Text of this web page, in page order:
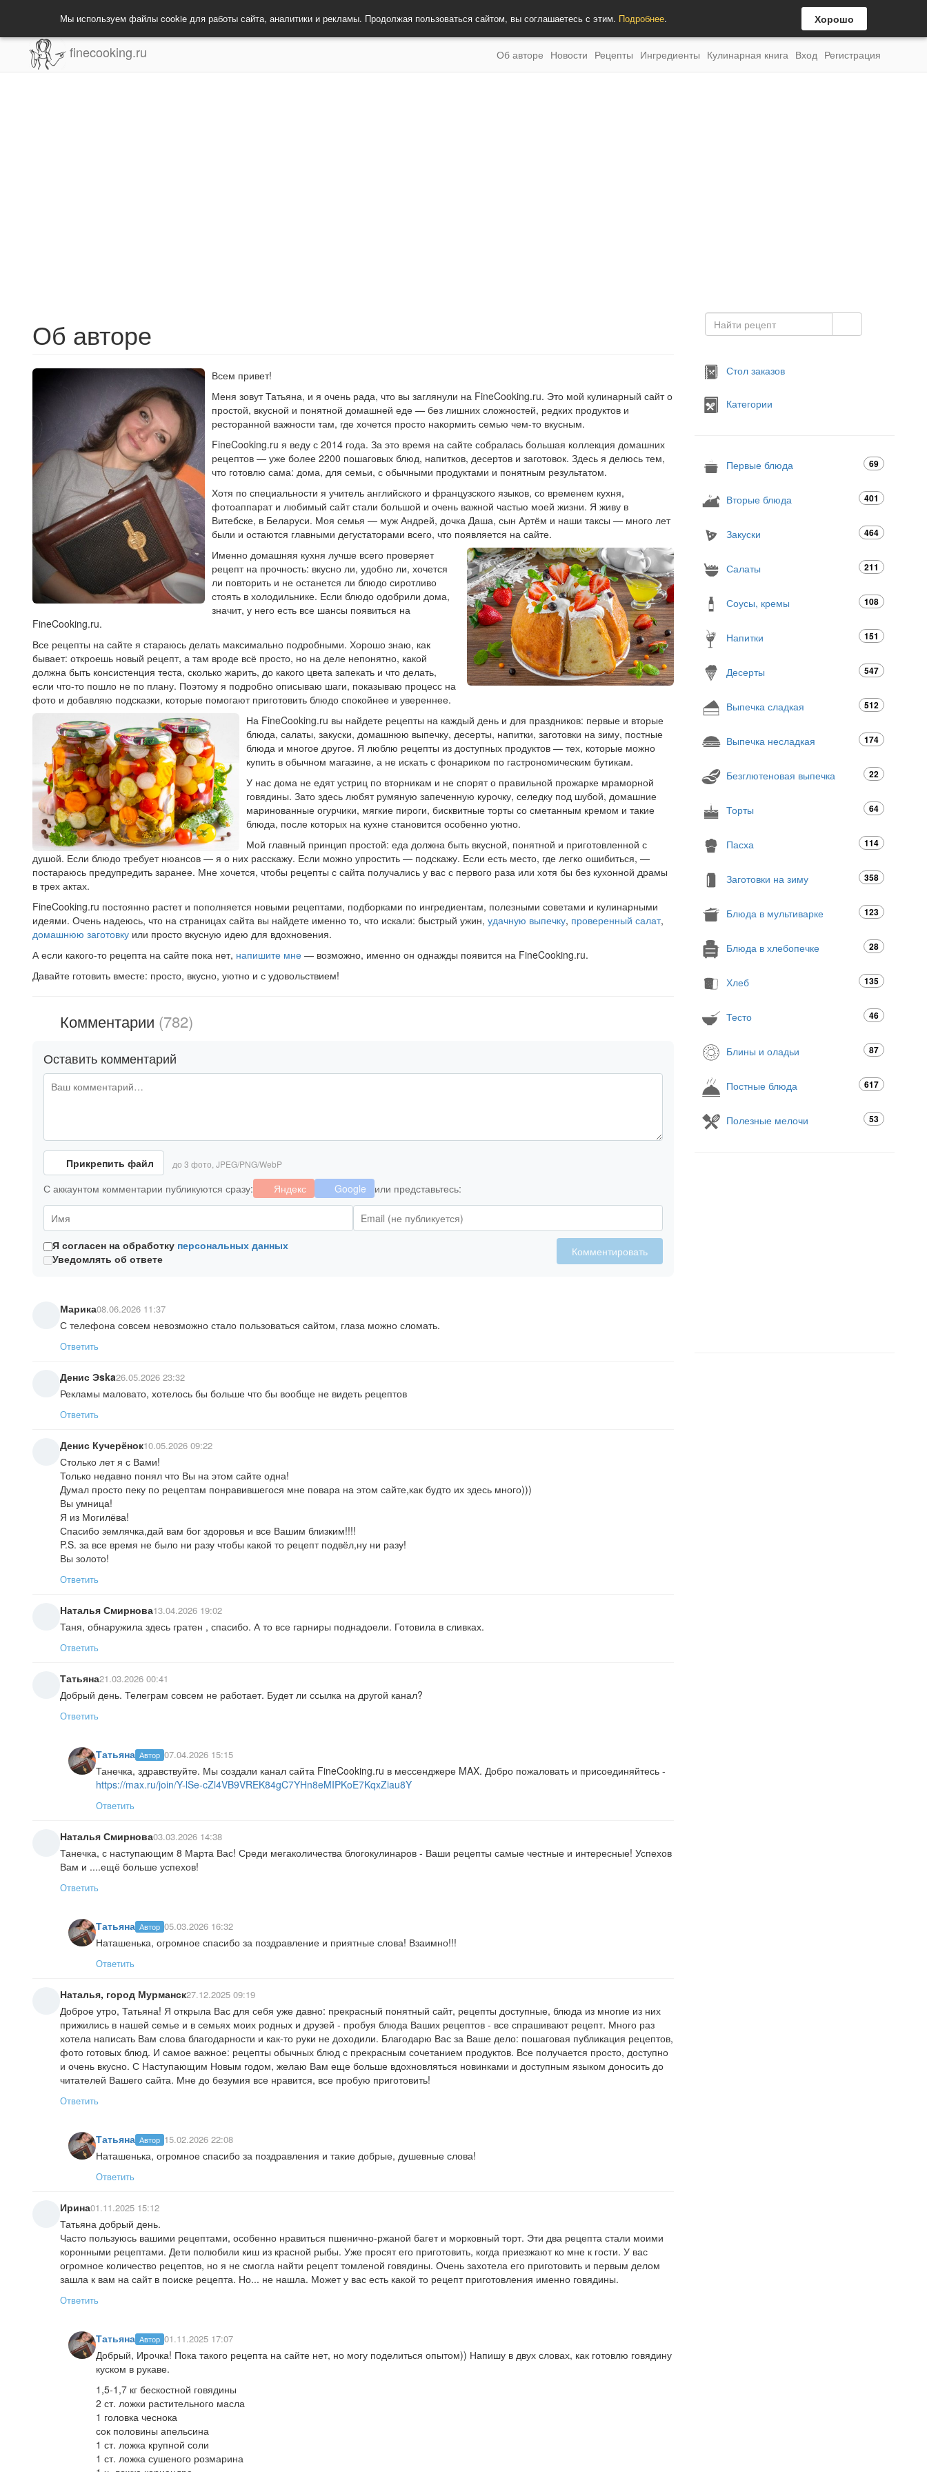
Мы используем файлы cookie для работы сайта, аналитики и рекламы. Продолжая пользоваться сайтом, вы соглашаетесь с этим. Подробнее. Хорошо
finecooking.ru Об авторе Новости Рецепты Ингредиенты Кулинарная книга Вход Регистрация
Об авторе
Всем привет!
Меня зовут Татьяна, и я очень рада, что вы заглянули на FineCooking.ru. Это мой кулинарный сайт о
простой, вкусной и понятной домашней еде — без лишних сложностей, редких продуктов и
ресторанной важности там, где хочется просто накормить семью чем-то вкусным.
FineCooking.ru я веду с 2014 года. За это время на сайте собралась большая коллекция домашних
рецептов — уже более 2200 пошаговых блюд, напитков, десертов и заготовок. Здесь я делюсь тем,
что готовлю сама: дома, для семьи, с обычными продуктами и понятным результатом.
Хотя по специальности я учитель английского и французского языков, со временем кухня,
фотоаппарат и любимый сайт стали большой и очень важной частью моей жизни. Я живу в
Витебске, в Беларуси. Моя семья — муж Андрей, дочка Даша, сын Артём и наши таксы — много лет
были и остаются главными дегустаторами всего, что появляется на сайте.
Именно домашняя кухня лучше всего проверяет
рецепт на прочность: вкусно ли, удобно ли, хочется
ли повторить и не останется ли блюдо сиротливо
стоять в холодильнике. Если блюдо одобрили дома,
значит, у него есть все шансы появиться на
FineCooking.ru.
Все рецепты на сайте я стараюсь делать максимально подробными. Хорошо знаю, как
бывает: откроешь новый рецепт, а там вроде всё просто, но на деле непонятно, какой
должна быть консистенция теста, сколько жарить, до какого цвета запекать и что делать,
если что-то пошло не по плану. Поэтому я подробно описываю шаги, показываю процесс на
фото и добавляю подсказки, которые помогают приготовить блюдо спокойнее и увереннее.
На FineCooking.ru вы найдете рецепты на каждый день и для праздников: первые и вторые
блюда, салаты, закуски, домашнюю выпечку, десерты, напитки, заготовки на зиму, постные
блюда и многое другое. Я люблю рецепты из доступных продуктов — тех, которые можно
купить в обычном магазине, а не искать с фонариком по гастрономическим бутикам.
У нас дома не едят устриц по вторникам и не спорят о правильной прожарке мраморной
говядины. Зато здесь любят румяную запеченную курочку, селедку под шубой, домашние
маринованные огурчики, мягкие пироги, бисквитные торты со сметанным кремом и такие
блюда, после которых на кухне становится особенно уютно.
Мой главный принцип простой: еда должна быть вкусной, понятной и приготовленной с
душой. Если блюдо требует нюансов — я о них расскажу. Если можно упростить — подскажу. Если есть место, где легко ошибиться, —
постараюсь предупредить заранее. Мне хочется, чтобы рецепты с сайта получались у вас с первого раза или хотя бы без кухонной драмы
в трех актах.
FineCooking.ru постоянно растет и пополняется новыми рецептами, подборками по ингредиентам, полезными советами и кулинарными
идеями. Очень надеюсь, что на страницах сайта вы найдете именно то, что искали: быстрый ужин, удачную выпечку, проверенный салат,
домашнюю заготовку или просто вкусную идею для вдохновения.
А если какого-то рецепта на сайте пока нет, напишите мне — возможно, именно он однажды появится на FineCooking.ru.
Давайте готовить вместе: просто, вкусно, уютно и с удовольствием!
Комментарии (782)
Оставить комментарий
Прикрепить файл до 3 фото, JPEG/PNG/WebP
С аккаунтом комментарии публикуются сразу: Яндекс Google или представьтесь:
Я согласен на обработку персональных данных
Уведомлять об ответе
Комментировать
Марика08.06.2026 11:37
С телефона совсем невозможно стало пользоваться сайтом, глаза можно сломать.
Ответить
Денис Эska26.05.2026 23:32
Рекламы маловато, хотелось бы больше что бы вообще не видеть рецептов
Ответить
Денис Кучерёнок10.05.2026 09:22
Столько лет я с Вами!
Только недавно понял что Вы на этом сайте одна!
Думал просто пеку по рецептам понравившегося мне повара на этом сайте,как будто их здесь много)))
Вы умница!
Я из Могилёва!
Спасибо землячка,дай вам бог здоровья и все Вашим близким!!!!
P.S. за все время не было ни разу чтобы какой то рецепт подвёл,ну ни разу!
Вы золото!
Ответить
Наталья Смирнова13.04.2026 19:02
Таня, обнаружила здесь гратен , спасибо. А то все гарниры поднадоели. Готовила в сливках.
Ответить
Татьяна21.03.2026 00:41
Добрый день. Телеграм совсем не работает. Будет ли ссылка на другой канал?
Ответить
Татьяна Автор 07.04.2026 15:15
Танечка, здравствуйте. Мы создали канал сайта FineCooking.ru в мессенджере MAX. Добро пожаловать и присоединяйтесь -
https://max.ru/join/Y-lSe-cZl4VB9VREK84gC7YHn8eMIPKoE7KqxZiau8Y
Ответить
Наталья Смирнова03.03.2026 14:38
Танечка, с наступающим 8 Марта Вас! Среди мегаколичества блогокулинаров - Ваши рецепты самые честные и интересные! Успехов
Вам и ....ещё больше успехов!
Ответить
Татьяна Автор 05.03.2026 16:32
Наташенька, огромное спасибо за поздравление и приятные слова! Взаимно!!!
Ответить
Наталья, город Мурманск27.12.2025 09:19
Доброе утро, Татьяна! Я открыла Вас для себя уже давно: прекрасный понятный сайт, рецепты доступные, блюда из многие из них
прижились в нашей семье и в семьях моих родных и друзей - пробуя блюда Ваших рецептов - все спрашивают рецепт. Много раз
хотела написать Вам слова благодарности и как-то руки не доходили. Благодарю Вас за Ваше дело: пошаговая публикация рецептов,
фото готовых блюд. И самое важное: рецепты обычных блюд с прекрасным сочетанием продуктов. Все получается просто, доступно
и очень вкусно. С Наступающим Новым годом, желаю Вам еще больше вдохновляться новинками и доступным языком доносить до
читателей Вашего сайта. Мне до безумия все нравится, все пробую приготовить!
Ответить
Татьяна Автор 15.02.2026 22:08
Наташенька, огромное спасибо за поздравления и такие добрые, душевные слова!
Ответить
Ирина01.11.2025 15:12
Татьяна добрый день.
Часто пользуюсь вашими рецептами, особенно нравиться пшенично-ржаной багет и морковный торт. Эти два рецепта стали моими
коронными рецептами. Дети полюбили киш из красной рыбы. Уже просят его приготовить, когда приезжают ко мне к гости. У вас
огромное количество рецептов, но я не смогла найти рецепт томленой говядины. Очень захотела его приготовить и первым делом
зашла к вам на сайт в поиске рецепта. Но... не нашла. Может у вас есть какой то рецепт приготовления именно говядины.
Ответить
Татьяна Автор 01.11.2025 17:07
Добрый, Ирочка! Пока такого рецепта на сайте нет, но могу поделиться опытом)) Напишу в двух словах, как готовлю говядину
куском в рукаве.
1,5-1,7 кг бескостной говядины
2 ст. ложки растительного масла
1 головка чеснока
сок половины апельсина
1 ст. ложка крупной соли
1 ст. ложка сушеного розмарина
Стол заказов
Категории
Первые блюда 69
Вторые блюда 401
Закуски 464
Салаты 211
Соусы, кремы 108
Напитки 151
Десерты 547
Выпечка сладкая 512
Выпечка несладкая 174
Безглютеновая выпечка 22
Торты 64
Пасха 114
Заготовки на зиму 358
Блюда в мультиварке 123
Блюда в хлебопечке 28
Хлеб 135
Тесто 46
Блины и оладьи 87
Постные блюда 617
Полезные мелочи 53